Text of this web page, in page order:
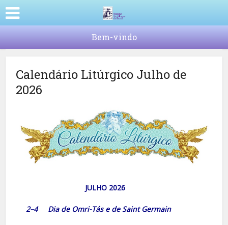
Bem-vindo
Calendário Litúrgico Julho de
2026
JULHO 2026
2–4 Dia de Omri-Tás e de Saint Germain